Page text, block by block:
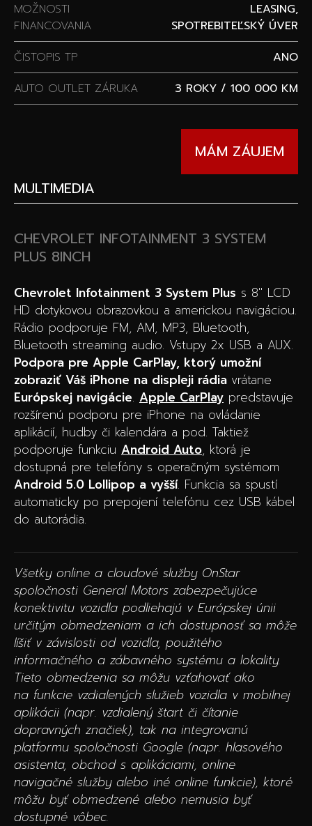
MOŽNOSTI
FINANCOVANIA
LEASING,
SPOTREBITEĽSKÝ ÚVER
ČISTOPIS TP
ANO
AUTO OUTLET ZÁRUKA
3 ROKY / 100 000 KM
MÁM ZÁUJEM
MULTIMEDIA
CHEVROLET INFOTAINMENT 3 SYSTEM
PLUS 8INCH
Chevrolet Infotainment 3 System Plus s 8″ LCD
HD dotykovou obrazovkou a americkou navigáciou.
Rádio podporuje FM, AM, MP3, Bluetooth,
Bluetooth streaming audio. Vstupy 2x USB a AUX.
Podpora pre Apple CarPlay, ktorý umožní
zobraziť Váš iPhone na displeji rádia vrátane
Európskej navigácie. Apple CarPlay predstavuje
rozšírenú podporu pre iPhone na ovládanie
aplikácií, hudby či kalendára a pod. Taktiež
podporuje funkciu Android Auto, ktorá je
dostupná pre telefóny s operačným systémom
Android 5.0 Lollipop a vyšší. Funkcia sa spustí
automaticky po prepojení telefónu cez USB kábel
do autorádia.
Všetky online a cloudové služby OnStar
spoločnosti General Motors zabezpečujúce
konektivitu vozidla podliehajú v Európskej únii
určitým obmedzeniam a ich dostupnosť sa môže
líšiť v závislosti od vozidla, použitého
informačného a zábavného systému a lokality.
Tieto obmedzenia sa môžu vzťahovať ako
na funkcie vzdialených služieb vozidla v mobilnej
aplikácii (napr. vzdialený štart či čítanie
dopravných značiek), tak na integrovanú
platformu spoločnosti Google (napr. hlasového
asistenta, obchod s aplikáciami, online
navigačné služby alebo iné online funkcie), ktoré
môžu byť obmedzené alebo nemusia byť
dostupné vôbec.